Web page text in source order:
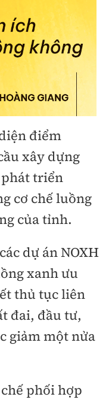
điểm
xây dựng
phát triển
cơ chế luồng
của tỉnh.
dự án NOXH
xanh ưu
thủ tục liên
đai, đầu tư,
giảm một nửa
phối hợp